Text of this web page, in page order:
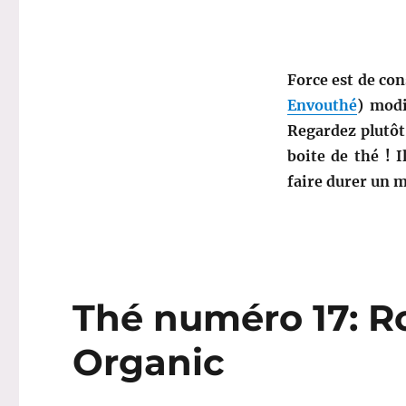
Force est de
Envouthé)
Regardez
boite de thé !
faire durer un
Thé numéro 17:
Organic